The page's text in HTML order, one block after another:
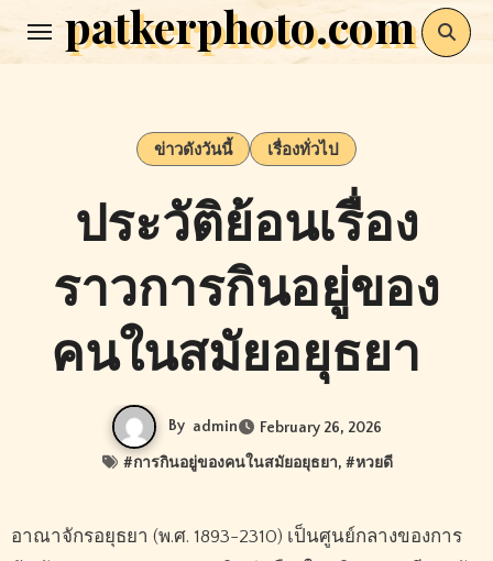
patkerphoto.com
ข่าวดังวันนี้ เรื่องทั่วไป
ประวัติย้อนเรื่อง
ราวการกินอยู่ของ
คนในสมัยอยุธยา
By admin February 26, 2026
#การกินอยู่ของคนในสมัยอยุธยา, #หวยดี
อาณาจักรอยุธยา (พ.ศ. 1893-2310) เป็นศูนย์กลางของการ